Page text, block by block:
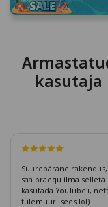
kasutaja
Suurepärane
saa praegu ilma selleta
kasutada YouTube'i,
tulemüüri sees lol)